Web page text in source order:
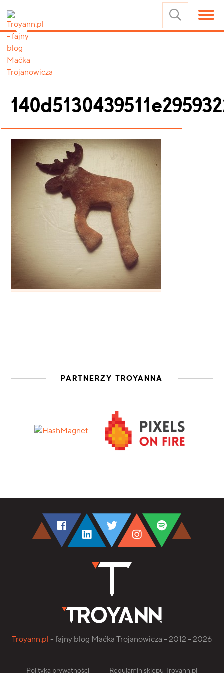
PARTNERZY TROYANNA
Troyann.pl - fajny blog Maćka Trojanowicza - 2012 - 2026
Polityka prywatności Regulamin sklepu Troyann.pl